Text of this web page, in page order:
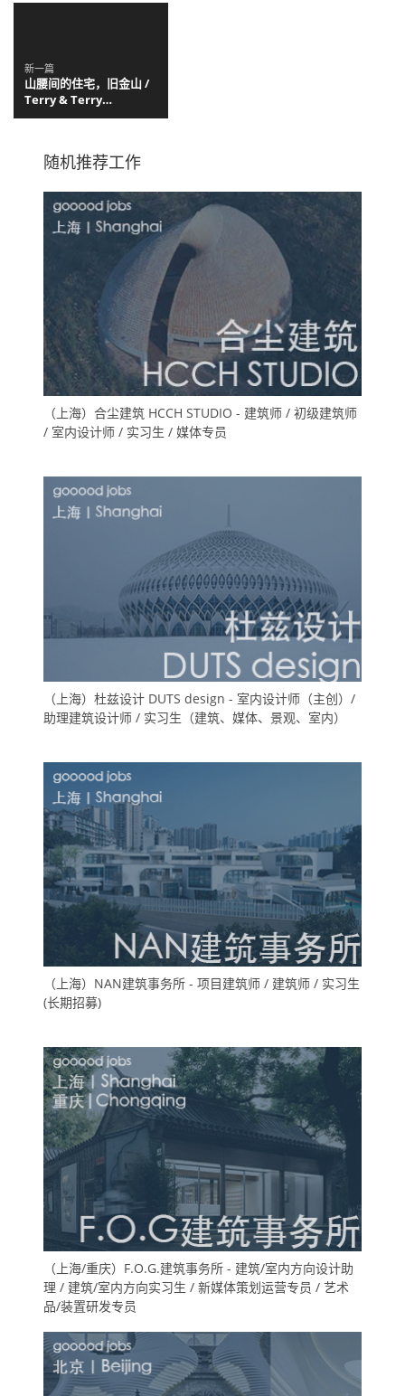
新一篇
山腰间的住宅，旧金山 /
Terry & Terry
Architecture
随机推荐工作
（上海）合尘建筑 HCCH STUDIO - 建筑师 / 初级建筑师
/ 室内设计师 / 实习生 / 媒体专员
（上海）杜兹设计 DUTS design - 室内设计师（主创）/
助理建筑设计师 / 实习生（建筑、媒体、景观、室内）
（上海）NAN建筑事务所 - 项目建筑师 / 建筑师 / 实习生
(长期招募)
（上海/重庆）F.O.G.建筑事务所 - 建筑/室内方向设计助
理 / 建筑/室内方向实习生 / 新媒体策划运营专员 / 艺术
品/装置研发专员